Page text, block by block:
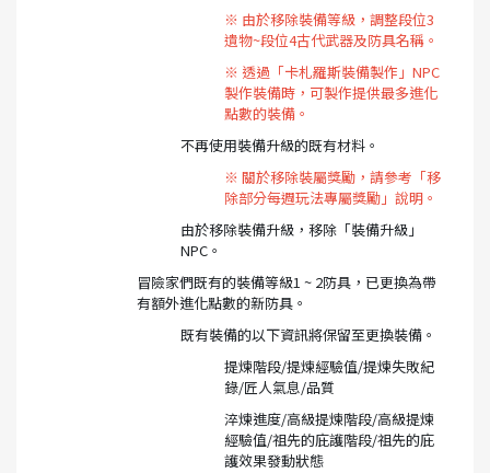
※ 由於移除裝備等級，調整段位3
遺物~段位4古代武器及防具名稱。
※ 透過「卡札羅斯裝備製作」NPC
製作裝備時，可製作提供最多進化
點數的裝備。
不再使用裝備升級的既有材料。
※ 關於移除裝屬獎勵，請參考「移
除部分每週玩法專屬獎勵」說明。
由於移除裝備升級，移除「裝備升級」
NPC。
冒險家們既有的裝備等級1 ~ 2防具，已更換為帶
有額外進化點數的新防具。
既有裝備的以下資訊將保留至更換裝備。
提煉階段/提煉經驗值/提煉失敗紀
錄/匠人氣息/品質
淬煉進度/高級提煉階段/高級提煉
經驗值/祖先的庇護階段/祖先的庇
護效果發動狀態